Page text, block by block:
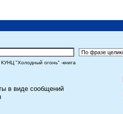
"Холодный огонь" -книга
в виде сообщений